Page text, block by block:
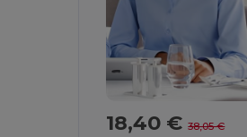
18,40 €38,05 €